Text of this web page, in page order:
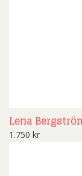
Lena
1.750 kr